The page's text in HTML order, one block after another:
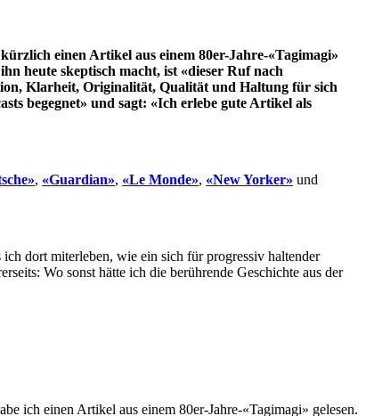
einen Artikel aus einem 80er-Jahre-«Tagimagi»
heute skeptisch macht, ist «dieser Ruf nach
Klarheit, Originalität, Qualität und Haltung für sich
begegnet» und sagt: «Ich erlebe gute Artikel als
, «Guardian», «Le Monde», «New Yorker» und
dort miterleben, wie ein sich für progressiv haltender
Wo sonst hätte ich die berührende Geschichte aus der
ich einen Artikel aus einem 80er-Jahre-«Tagimagi» gelesen.